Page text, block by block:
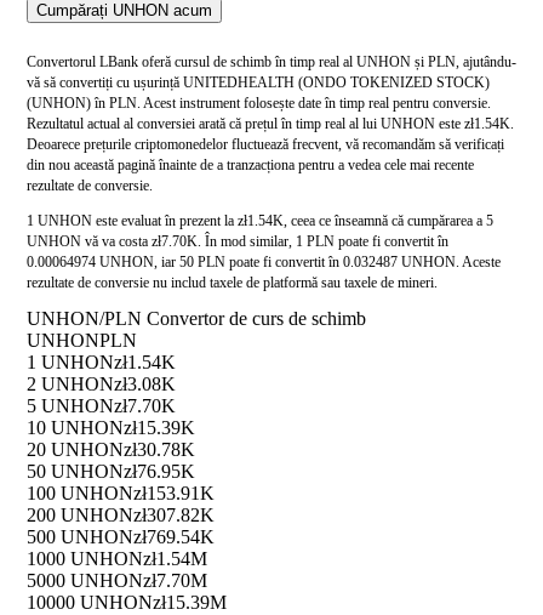
Cumpărați UNHON acum
Convertorul LBank oferă cursul de schimb în timp real al UNHON și PLN, ajutându-
vă să convertiți cu ușurință UNITEDHEALTH (ONDO TOKENIZED STOCK)
(UNHON) în PLN. Acest instrument folosește date în timp real pentru conversie.
Rezultatul actual al conversiei arată că prețul în timp real al lui UNHON este zł1.54K.
Deoarece prețurile criptomonedelor fluctuează frecvent, vă recomandăm să verificați
din nou această pagină înainte de a tranzacționa pentru a vedea cele mai recente
rezultate de conversie.
1 UNHON este evaluat în prezent la zł1.54K, ceea ce înseamnă că cumpărarea a 5
UNHON vă va costa zł7.70K. În mod similar, 1 PLN poate fi convertit în
0.00064974 UNHON, iar 50 PLN poate fi convertit în 0.032487 UNHON. Aceste
rezultate de conversie nu includ taxele de platformă sau taxele de mineri.
UNHON/PLN Convertor de curs de schimb
UNHONPLN
1 UNHONzł1.54K
2 UNHONzł3.08K
5 UNHONzł7.70K
10 UNHONzł15.39K
20 UNHONzł30.78K
50 UNHONzł76.95K
100 UNHONzł153.91K
200 UNHONzł307.82K
500 UNHONzł769.54K
1000 UNHONzł1.54M
5000 UNHONzł7.70M
10000 UNHONzł15.39M